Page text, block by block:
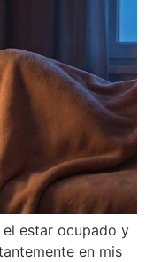
estar ocupado y
en mis